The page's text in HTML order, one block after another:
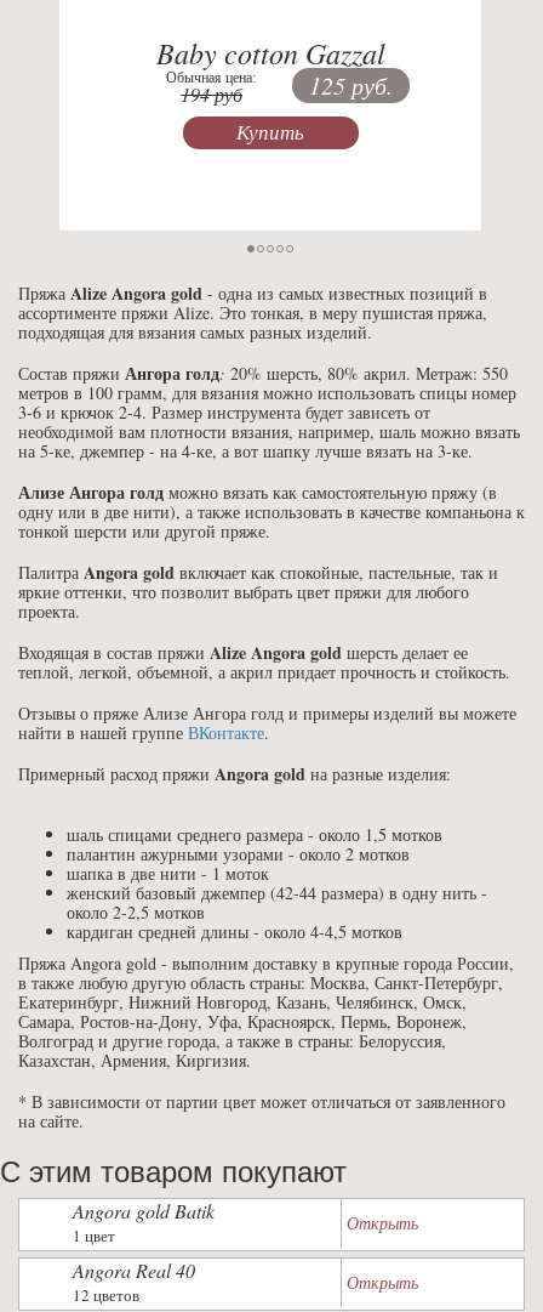
Baby cotton Gazzal
Обычная цена:
194 руб 125 руб.
Купить
Пряжа Alize Angora gold - одна из самых известных позиций в
ассортименте пряжи Alize. Это тонкая, в меру пушистая пряжа,
подходящая для вязания самых разных изделий.
Состав пряжи Ангора голд: 20% шерсть, 80% акрил. Метраж: 550
метров в 100 грамм, для вязания можно использовать спицы номер
3-6 и крючок 2-4. Размер инструмента будет зависеть от
необходимой вам плотности вязания, например, шаль можно вязать
на 5-ке, джемпер - на 4-ке, а вот шапку лучше вязать на 3-ке.
Ализе Ангора голд можно вязать как самостоятельную пряжу (в
одну или в две нити), а также использовать в качестве компаньона к
тонкой шерсти или другой пряже.
Палитра Angora gold включает как спокойные, пастельные, так и
яркие оттенки, что позволит выбрать цвет пряжи для любого
проекта.
Входящая в состав пряжи Alize Angora gold шерсть делает ее
теплой, легкой, объемной, а акрил придает прочность и стойкость.
Отзывы о пряже Ализе Ангора голд и примеры изделий вы можете
найти в нашей группе ВКонтакте.
Примерный расход пряжи Angora gold на разные изделия:
шаль спицами среднего размера - около 1,5 мотков
палантин ажурными узорами - около 2 мотков
шапка в две нити - 1 моток
женский базовый джемпер (42-44 размера) в одну нить -
около 2-2,5 мотков
кардиган средней длины - около 4-4,5 мотков
Пряжа Angora gold - выполним доставку в крупные города России,
в также любую другую область страны: Москва, Санкт-Петербург,
Екатеринбург, Нижний Новгород, Казань, Челябинск, Омск,
Самара, Ростов-на-Дону, Уфа, Красноярск, Пермь, Воронеж,
Волгоград и другие города, а также в страны: Белоруссия,
Казахстан, Армения, Киргизия.
* В зависимости от партии цвет может отличаться от заявленного
на сайте.
С этим товаром покупают
Angora gold Batik
1 цвет
Открыть
Angora Real 40
12 цветов
Открыть